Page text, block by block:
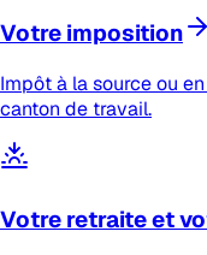
Votre imposition
Impôt à la source ou
canton de travail.
Votre retraite et